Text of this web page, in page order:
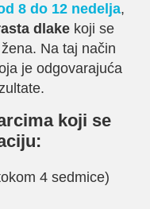
8 do 12 nedelja,
dlake koji se
Na taj način
je odgovarajuća
koji se
4 sedmice)